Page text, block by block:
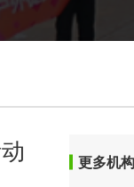
更多机